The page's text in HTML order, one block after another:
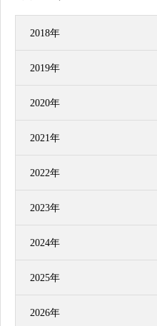
2018年
2019年
2020年
2021年
2022年
2023年
2024年
2025年
2026年